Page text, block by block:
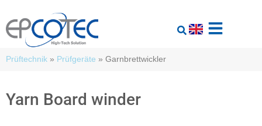
Prüftechnik » Prüfgeräte » Garnbrettwickler
Yarn Board winder